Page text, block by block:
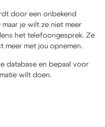
door een onbekend
je wilt ze niet meer
het telefoongesprek. Ze
meer met jou opnemen.
database en bepaal voor
wilt doen.